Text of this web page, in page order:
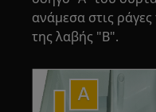
ανάμεσα στις
της λαβής "B".